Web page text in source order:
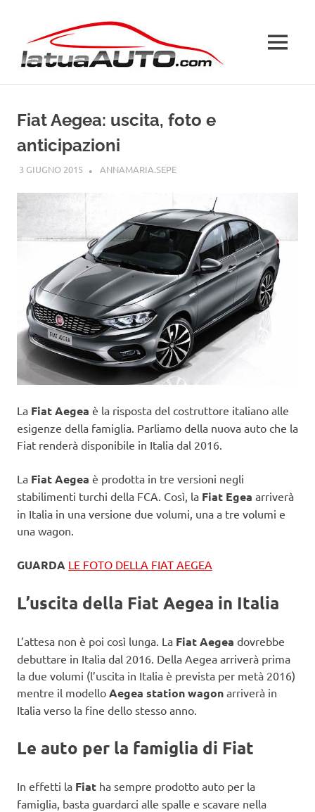
contenuto
MENU
Fiat Aegea: uscita, foto e
anticipazioni
3 GIUGNO 2015 ANNAMARIA.SEPEFIAT
La Fiat Aegea è la risposta del costruttore italiano alle
esigenze della famiglia. Parliamo della nuova auto che la
Fiat renderà disponibile in Italia dal 2016.
La Fiat Aegea è prodotta in tre versioni negli
stabilimenti turchi della FCA. Così, la Fiat Egea arriverà
in Italia in una versione due volumi, una a tre volumi e
una wagon.
GUARDA LE FOTO DELLA FIAT AEGEA
L’uscita della Fiat Aegea in Italia
L’attesa non è poi così lunga. La Fiat Aegea dovrebbe
debuttare in Italia dal 2016. Della Aegea arriverà prima
la due volumi (l’uscita in Italia è prevista per metà 2016)
mentre il modello Aegea station wagon arriverà in
Italia verso la fine dello stesso anno.
Le auto per la famiglia di Fiat
In effetti la Fiat ha sempre prodotto auto per la
famiglia, basta guardarci alle spalle e scavare nella